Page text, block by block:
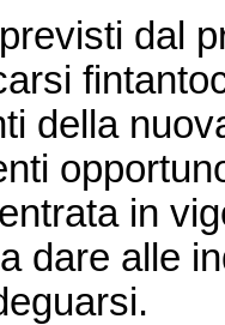
dal
della
in
dare alle